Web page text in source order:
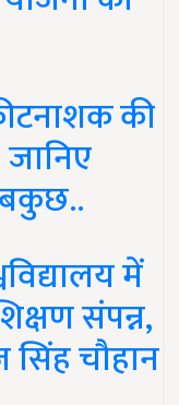
की
में
संपन्न,
सिंह चौहान